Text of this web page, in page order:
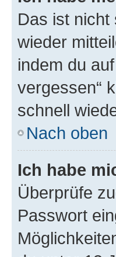
Das ist nicht
wieder
indem du
vergessen“
schnell
Nach oben
Ich habe
Überprüfe
Passwort